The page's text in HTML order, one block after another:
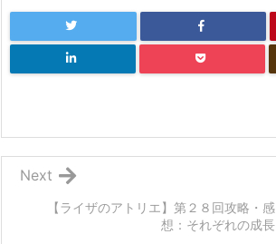
【ライザのアトリエ】第２８回攻略・感
想：それぞれの成長
Next